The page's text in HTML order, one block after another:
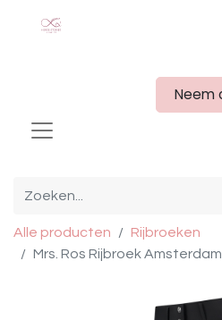
Neem
Alle producten
Rijbroeken
Mrs. Ros Rijbroek